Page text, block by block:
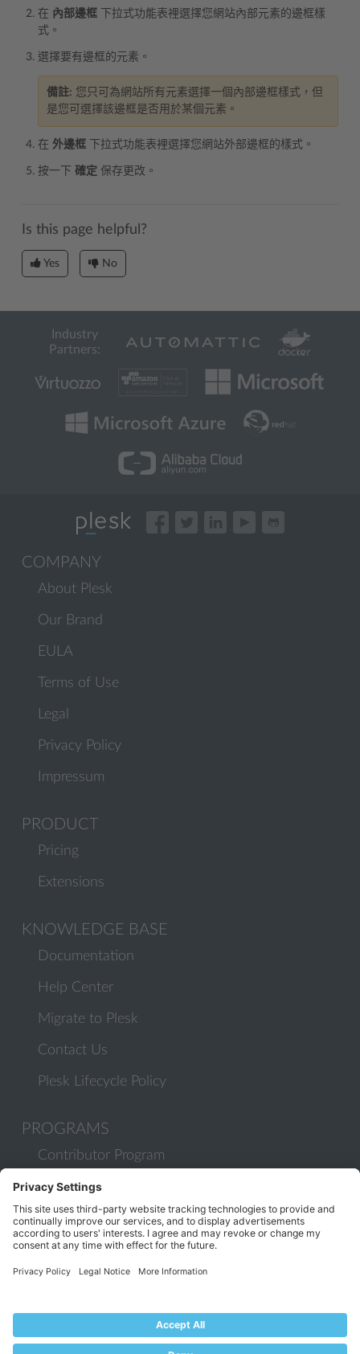
在 內部邊框 下拉式功能表裡選擇您網站內部元素的邊框樣
式。
選擇要有邊框的元素。
備註: 您只可為網站所有元素選擇一個內部邊框樣式，但
是您可選擇該邊框是否用於某個元素。
在 外邊框 下拉式功能表裡選擇您網站外部邊框的樣式。
按一下 確定 保存更改。
Is this page helpful?
Yes No
Industry
Partners:
COMPANY
About Plesk
Our Brand
EULA
Terms of Use
Legal
Privacy Policy
Impressum
PRODUCT
Pricing
Extensions
KNOWLEDGE BASE
Documentation
Help Center
Migrate to Plesk
Contact Us
Plesk Lifecycle Policy
PROGRAMS
Contributor Program
Partner Program
COMMUNITY